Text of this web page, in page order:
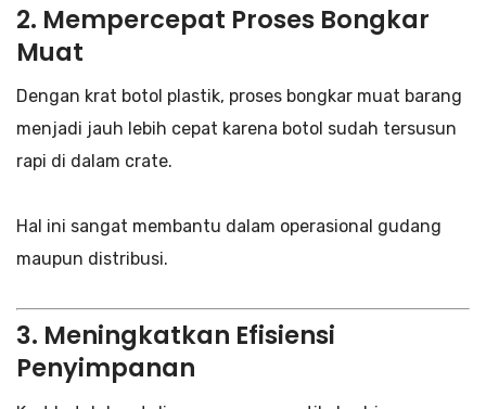
2. Mempercepat Proses Bongkar
Muat
Dengan krat botol plastik, proses bongkar muat barang
menjadi jauh lebih cepat karena botol sudah tersusun
rapi di dalam crate.
Hal ini sangat membantu dalam operasional gudang
maupun distribusi.
3. Meningkatkan Efisiensi
Penyimpanan